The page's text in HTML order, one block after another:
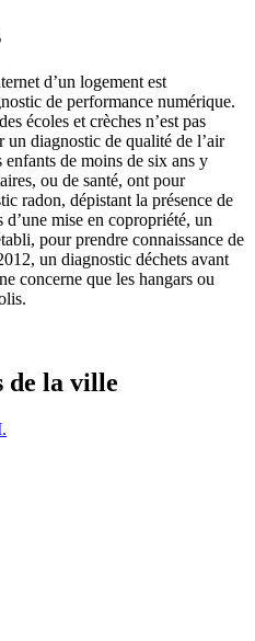
d’un logement est
de performance numérique.
écoles et crèches n’est pas
un diagnostic de qualité de l’air
de moins de six ans y
ou de santé, ont pour
radon, dépistant la présence de
mise en copropriété, un
pour prendre connaissance de
un diagnostic déchets avant
concerne que les hangars ou
de la ville